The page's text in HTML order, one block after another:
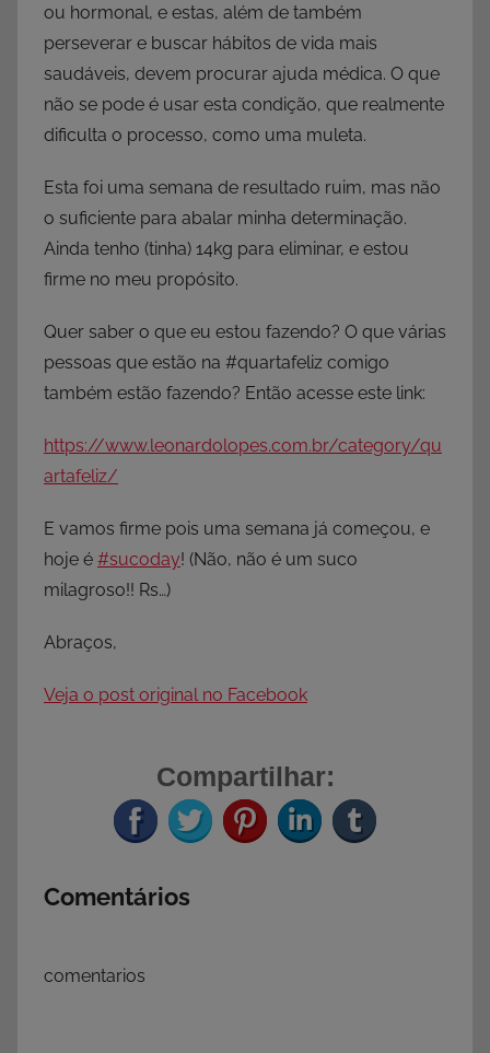
ou hormonal, e estas, além de também
perseverar e buscar hábitos de vida mais
saudáveis, devem procurar ajuda médica. O que
não se pode é usar esta condição, que realmente
dificulta o processo, como uma muleta.
Esta foi uma semana de resultado ruim, mas não
o suficiente para abalar minha determinação.
Ainda tenho (tinha) 14kg para eliminar, e estou
firme no meu propósito.
Quer saber o que eu estou fazendo? O que várias
pessoas que estão na #quartafeliz comigo
também estão fazendo? Então acesse este link:
https://www.leonardolopes.com.br/category/qu
artafeliz/
E vamos firme pois uma semana já começou, e
hoje é ‪#‎sucoday‬! (Não, não é um suco
milagroso!! Rs…)
Abraços,
Veja o post original no Facebook
Compartilhar:
Comentários
comentarios